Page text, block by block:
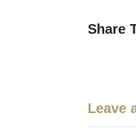
Share
Leave